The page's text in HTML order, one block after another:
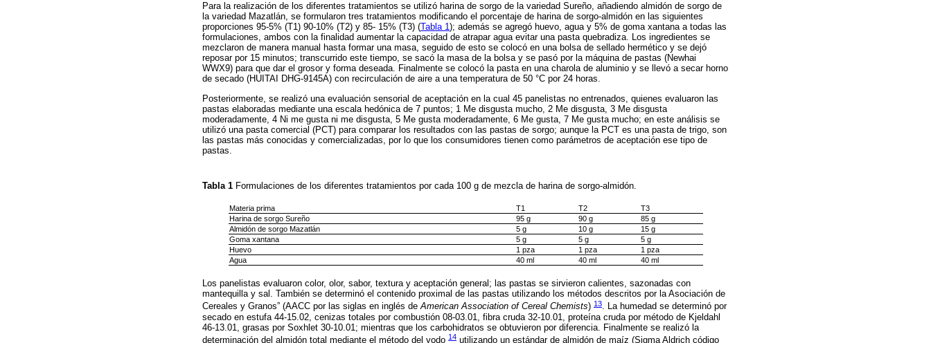
Para la realización de los diferentes tratamientos se utilizó harina de sorgo de la variedad Sureño, añadiendo almidón de sorgo de
la variedad Mazatlán, se formularon tres tratamientos modificando el porcentaje de harina de sorgo-almidón en las siguientes
proporciones 95-5% (T1) 90-10% (T2) y 85- 15% (T3) (Tabla 1); además se agregó huevo, agua y 5% de goma xantana a todas las
formulaciones, ambos con la finalidad aumentar la capacidad de atrapar agua evitar una pasta quebradiza. Los ingredientes se
mezclaron de manera manual hasta formar una masa, seguido de esto se colocó en una bolsa de sellado hermético y se dejó
reposar por 15 minutos; transcurrido este tiempo, se sacó la masa de la bolsa y se pasó por la máquina de pastas (Newhai
WWX9) para que dar el grosor y forma deseada. Finalmente se colocó la pasta en una charola de aluminio y se llevó a secar horno
de secado (HUITAI DHG-9145A) con recirculación de aire a una temperatura de 50 °C por 24 horas.
Posteriormente, se realizó una evaluación sensorial de aceptación en la cual 45 panelistas no entrenados, quienes evaluaron las
pastas elaboradas mediante una escala hedónica de 7 puntos; 1 Me disgusta mucho, 2 Me disgusta, 3 Me disgusta
moderadamente, 4 Ni me gusta ni me disgusta, 5 Me gusta moderadamente, 6 Me gusta, 7 Me gusta mucho; en este análisis se
utilizó una pasta comercial (PCT) para comparar los resultados con las pastas de sorgo; aunque la PCT es una pasta de trigo, son
las pastas más conocidas y comercializadas, por lo que los consumidores tienen como parámetros de aceptación ese tipo de
pastas.
Tabla 1 Formulaciones de los diferentes tratamientos por cada 100 g de mezcla de harina de sorgo-almidón.
Materia prima T1 T2
T3
Harina de sorgo Sureño
95 g 90 g
85 g
Almidón de sorgo Mazatlán
5 g 10 g
15 g
Goma xantana
5 g 5 g
5 g
Huevo
1 pza 1 pza
1 pza
Agua
40 ml 40 ml 40 ml
Los panelistas evaluaron color, olor, sabor, textura y aceptación general; las pastas se sirvieron calientes, sazonadas con
mantequilla y sal. También se determinó el contenido proximal de las pastas utilizando los métodos descritos por la Asociación de
Cereales y Granos” (AACC por las siglas en inglés deAmerican Association of Cereal Chemists) 13. La humedad se determinó por
secado en estufa 44-15.02, cenizas totales por combustión 08-03.01, fibra cruda 32-10.01, proteína cruda por método de Kjeldahl
46-13.01, grasas por Soxhlet 30-10.01; mientras que los carbohidratos se obtuvieron por diferencia. Finalmente se realizó la
determinación del almidón total mediante el método del yodo 14 utilizando un estándar de almidón de maíz (Sigma Aldrich código